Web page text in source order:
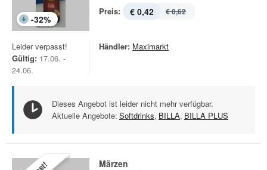
-32%
Preis: € 0,42 € 0,62
Leider verpasst!
Gültig: 17.06. -
24.06.
Händler: Maximarkt
Dieses Angebot ist leider nicht mehr verfügbar.
Aktuelle Angebote: Softdrinks, BILLA, BILLA PLUS
Märzen